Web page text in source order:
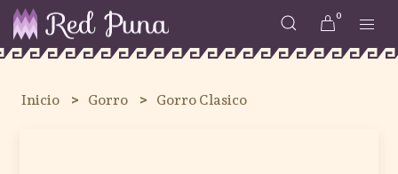
0
Inicio Gorro Gorro Clasico